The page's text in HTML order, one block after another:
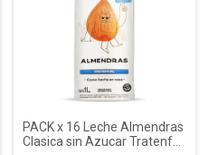
PACK x 16 Leche Almendras
Clasica sin Azucar Tratenfux